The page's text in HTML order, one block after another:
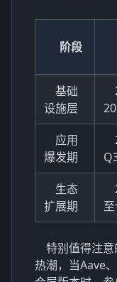
阶段
基础
设施层
应用
爆发期
生态
扩展期
特别值得注
热潮，当Aave